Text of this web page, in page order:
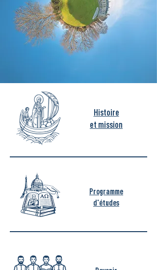
Histoire
et mission
Programme
d'études